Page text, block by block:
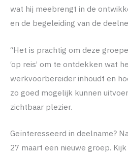
wat hij meebrengt in de
en de begeleiding van de
“Het is prachtig om deze
‘op reis’ om te ontdekken wat
werkvoorbereider inhoudt en
zo goed mogelijk kunnen
zichtbaar plezier.
Geïnteresseerd in deelname?
27 maart een nieuwe groep.